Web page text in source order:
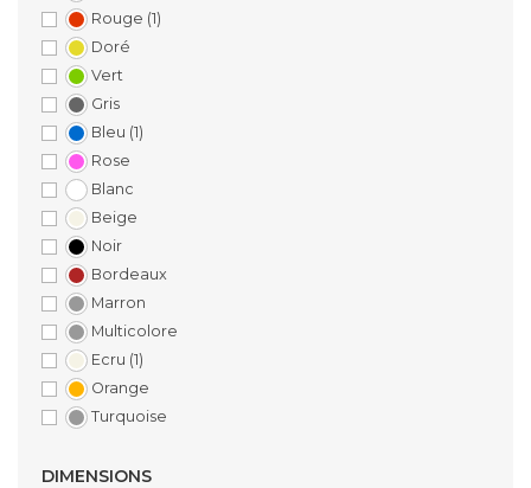
Rouge (1)
Doré
Vert
Gris
Bleu (1)
Rose
Blanc
Beige
Noir
Bordeaux
Marron
Multicolore
Ecru (1)
Orange
Turquoise
DIMENSIONS